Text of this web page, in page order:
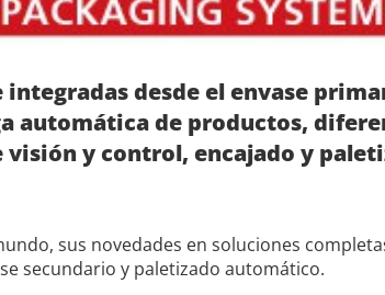
desde el envase
automática de productos,
y control, encajado y
sus novedades en soluciones
secundario y paletizado automático.